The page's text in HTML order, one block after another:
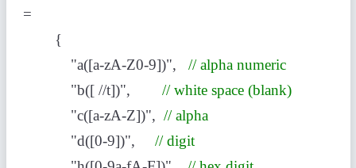
=
{
"a([a-zA-Z0-9])",
// alpha numeric
"b([ //t])",
// white space (blank)
"c([a-zA-Z])", // alpha
"d([0-9])",
// digit